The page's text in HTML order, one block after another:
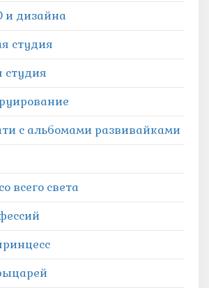
и дизайна
студия
с альбомами развивайками
всего света